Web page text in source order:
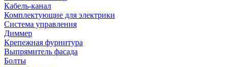
Кабель-канал
Комплектующие для электрики
Система управления
Диммер
Крепежная фурнитура
Выпрямитель фасада
Болты